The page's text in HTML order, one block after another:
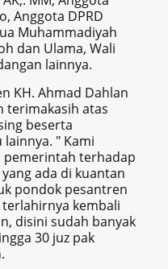
Anggota DPRD
Muhammadiyah
dan Ulama, Wali
lainnya.
KH. Ahmad Dahlan
terimakasih atas
beserta
" Kami
terhadap
ada di kuantan
pondok pesantren
kembali
disini sudah banyak
30 juz pak